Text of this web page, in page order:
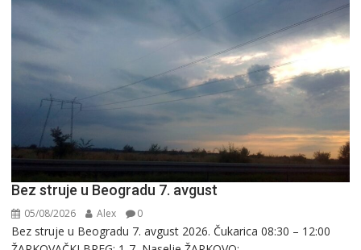
Bez struje u Beogradu 7. avgust
05/08/2026 Alex 0
Bez struje u Beogradu 7. avgust 2026. Čukarica 08:30 – 12:00